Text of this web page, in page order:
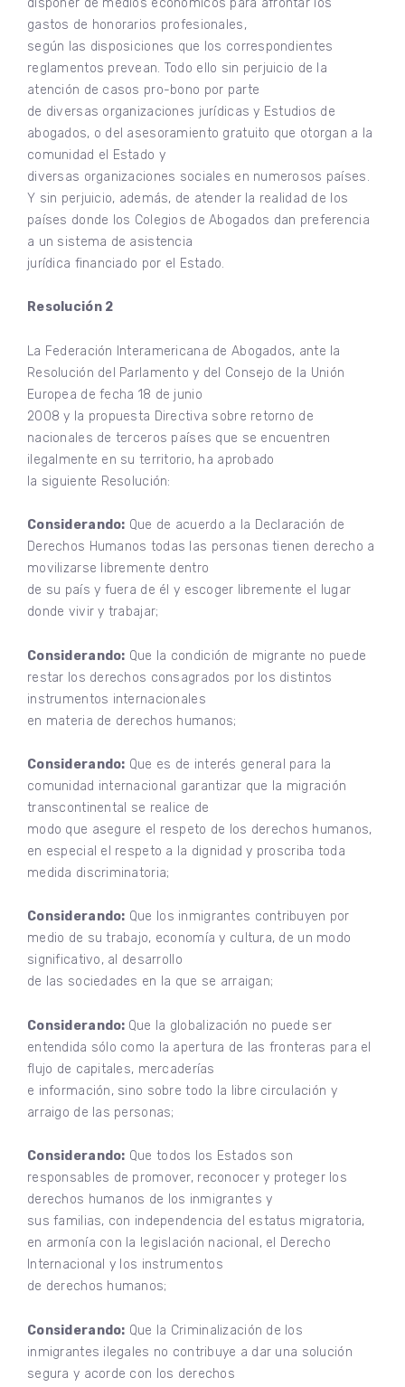
disponer de medios económicos para afrontar los
gastos de honorarios profesionales,
según las disposiciones que los correspondientes
reglamentos prevean. Todo ello sin perjuicio de la
atención de casos pro-bono por parte
de diversas organizaciones jurídicas y Estudios de
abogados, o del asesoramiento gratuito que otorgan a la
comunidad el Estado y
diversas organizaciones sociales en numerosos países.
Y sin perjuicio, además, de atender la realidad de los
países donde los Colegios de Abogados dan preferencia
a un sistema de asistencia
jurídica financiado por el Estado.
Resolución 2
La Federación Interamericana de Abogados, ante la
Resolución del Parlamento y del Consejo de la Unión
Europea de fecha 18 de junio
2008 y la propuesta Directiva sobre retorno de
nacionales de terceros países que se encuentren
ilegalmente en su territorio, ha aprobado
la siguiente Resolución:
Considerando: Que de acuerdo a la Declaración de
Derechos Humanos todas las personas tienen derecho a
movilizarse libremente dentro
de su país y fuera de él y escoger libremente el lugar
donde vivir y trabajar;
Considerando: Que la condición de migrante no puede
restar los derechos consagrados por los distintos
instrumentos internacionales
en materia de derechos humanos;
Considerando: Que es de interés general para la
comunidad internacional garantizar que la migración
transcontinental se realice de
modo que asegure el respeto de los derechos humanos,
en especial el respeto a la dignidad y proscriba toda
medida discriminatoria;
Considerando: Que los inmigrantes contribuyen por
medio de su trabajo, economía y cultura, de un modo
significativo, al desarrollo
de las sociedades en la que se arraigan;
Considerando: Que la globalización no puede ser
entendida sólo como la apertura de las fronteras para el
flujo de capitales, mercaderías
e información, sino sobre todo la libre circulación y
arraigo de las personas;
Considerando: Que todos los Estados son
responsables de promover, reconocer y proteger los
derechos humanos de los inmigrantes y
sus familias, con independencia del estatus migratoria,
en armonía con la legislación nacional, el Derecho
Internacional y los instrumentos
de derechos humanos;
Considerando: Que la Criminalización de los
inmigrantes ilegales no contribuye a dar una solución
segura y acorde con los derechos